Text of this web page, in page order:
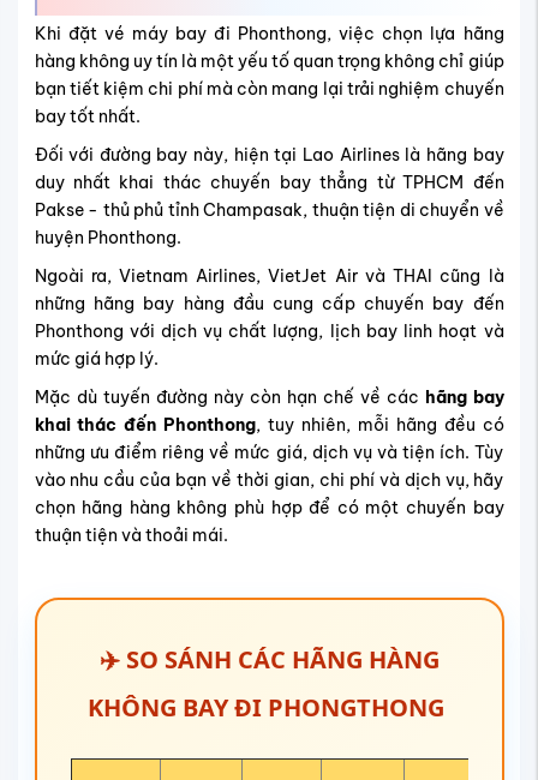
Khi đặt vé máy bay đi Phonthong, việc chọn lựa hãng
hàng không uy tín là một yếu tố quan trọng không chỉ giúp
bạn tiết kiệm chi phí mà còn mang lại trải nghiệm chuyến
bay tốt nhất.
Đối với đường bay này, hiện tại Lao Airlines là hãng bay
duy nhất khai thác chuyến bay thẳng từ TPHCM đến
Pakse - thủ phủ tỉnh Champasak, thuận tiện di chuyển về
huyện Phonthong.
Ngoài ra, Vietnam Airlines, VietJet Air và THAI cũng là
những hãng bay hàng đầu cung cấp chuyến bay đến
Phonthong với dịch vụ chất lượng, lịch bay linh hoạt và
mức giá hợp lý.
Mặc dù tuyến đường này còn hạn chế về các hãng bay
khai thác đến Phonthong, tuy nhiên, mỗi hãng đều có
những ưu điểm riêng về mức giá, dịch vụ và tiện ích. Tùy
vào nhu cầu của bạn về thời gian, chi phí và dịch vụ, hãy
chọn hãng hàng không phù hợp để có một chuyến bay
thuận tiện và thoải mái.
✈️ SO SÁNH CÁC HÃNG HÀNG
KHÔNG BAY ĐI PHONGTHONG